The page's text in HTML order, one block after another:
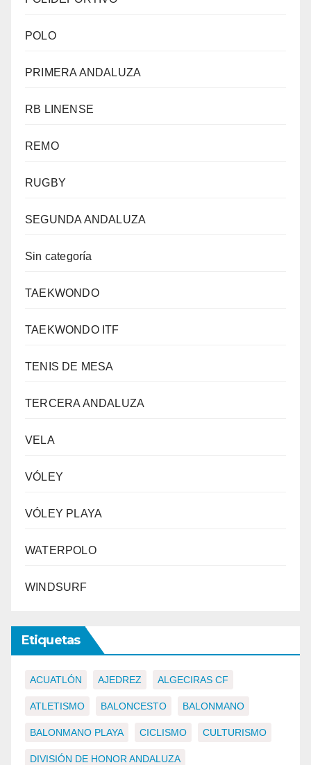
POLO
PRIMERA ANDALUZA
RB LINENSE
REMO
RUGBY
SEGUNDA ANDALUZA
Sin categoría
TAEKWONDO
TAEKWONDO ITF
TENIS DE MESA
TERCERA ANDALUZA
VELA
VÓLEY
VÓLEY PLAYA
WATERPOLO
WINDSURF
Etiquetas
ACUATLÓN AJEDREZ ALGECIRAS CF
ATLETISMO BALONCESTO BALONMANO
BALONMANO PLAYA CICLISMO CULTURISMO
DIVISIÓN DE HONOR ANDALUZA